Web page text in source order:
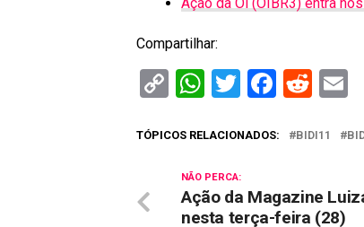
Ação da Oi (OIBR3) entra
Compartilhar:
CopyWhatsApp
Twitter
TÓPICOS RELACIONADOS: BIDI11
NÃO PERCA:
Ação da Magazine
nesta terça-feira (28)